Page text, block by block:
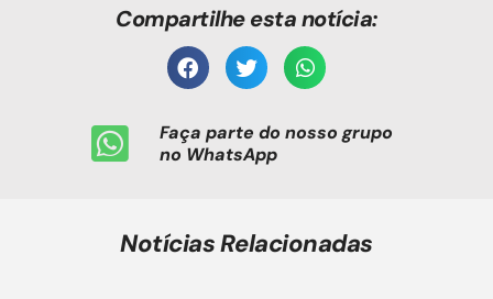
Compartilhe esta notícia:
Faça parte do nosso grupo
no WhatsApp
Notícias Relacionadas